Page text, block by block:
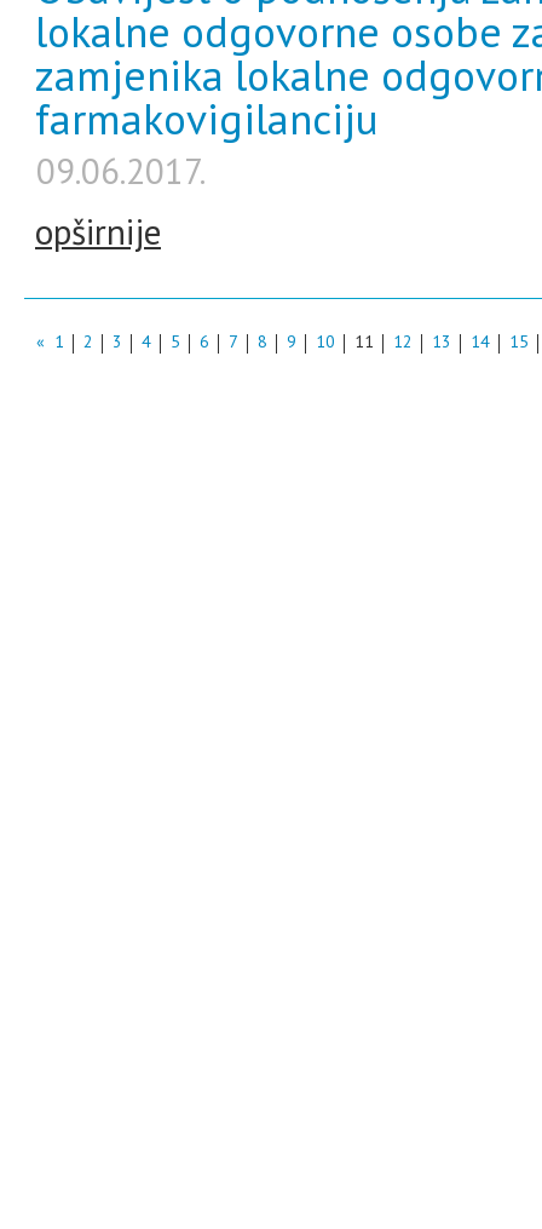
lokalne odgovorne osobe
zamjenika lokalne
farmakovigilanciju
09.06.2017.
opširnije
« 1 2 3 4 5 6 7 8 9 10 11 12 13 14 15